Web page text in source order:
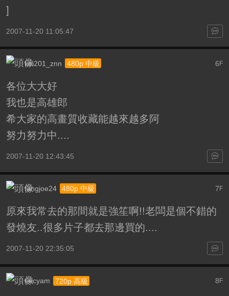
]
2007-11-20 11:05:47
6 F
koi201_znn 480p 中級
各位大大好
我也是高雄郎
希大家的高畫質收藏能越來越多阿
努力努力中....
2007-11-20 12:43:45
7 F
fangjoe24 480p 中級
原來我常去的那間就是強笙啊!!老闆是個不錯的
發燒友..很多片子都去那邊買的....
2007-11-20 22:35:05
8 F
ericyam 720p 高級